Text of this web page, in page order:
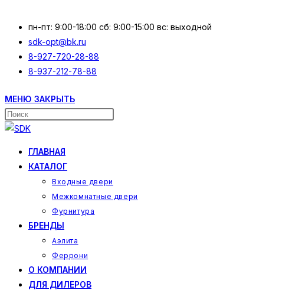
содержимому
пн-пт: 9:00-18:00 сб: 9:00-15:00 вс: выходной
sdk-opt@bk.ru
8-927-720-28-88
8-937-212-78-88
МЕНЮ ЗАКРЫТЬ
Поиск
на
ГЛАВНАЯ
КАТАЛОГ
Входные двери
Межкомнатные двери
Фурнитура
БРЕНДЫ
Аэлита
Феррони
О КОМПАНИИ
ДЛЯ ДИЛЕРОВ